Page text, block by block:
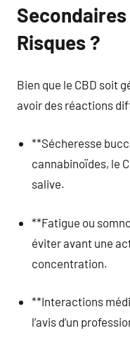
Risques ?
Bien que le CBD soit
avoir des réactions
**Sécheresse
cannabinoïdes, le
salive.
**Fatigue ou
éviter avant une
concentration.
**Interactions
l’avis d’un